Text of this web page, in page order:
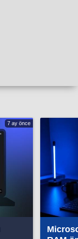
7 ay önce